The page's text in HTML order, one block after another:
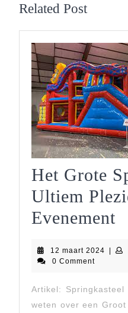
Related Post
Het Grote
Ultiem
Evenement
12 maart 2024 12|
0 Comment
Artikel:
weten over een